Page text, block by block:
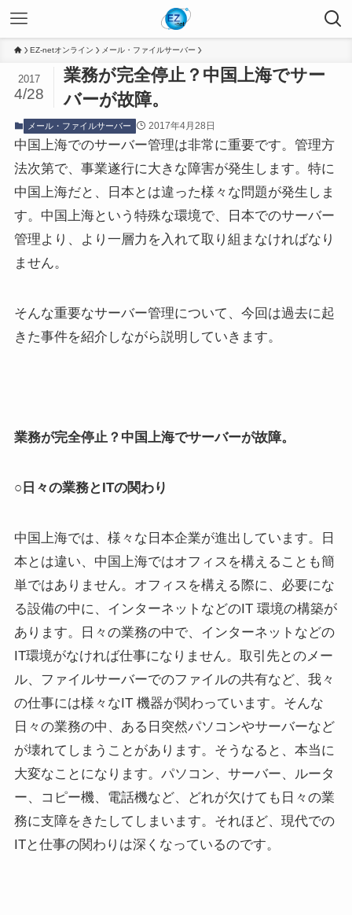
EZ-netオンライン メール・ファイルサーバー
業務が完全停止？中国上海でサー
バーが故障。
2017
4/28
メール・ファイルサーバー 2017年4月28日
中国上海でのサーバー管理は非常に重要です。管理方
法次第で、事業遂行に大きな障害が発生します。特に
中国上海だと、日本とは違った様々な問題が発生しま
す。中国上海という特殊な環境で、日本でのサーバー
管理より、より一層力を入れて取り組まなければなり
ません。
そんな重要なサーバー管理について、今回は過去に起
きた事件を紹介しながら説明していきます。
業務が完全停止？中国上海でサーバーが故障。
○日々の業務とITの関わり
中国上海では、様々な日本企業が進出しています。日
本とは違い、中国上海ではオフィスを構えることも簡
単ではありません。オフィスを構える際に、必要にな
る設備の中に、インターネットなどのIT 環境の構築が
あります。日々の業務の中で、インターネットなどの
IT環境がなければ仕事になりません。取引先とのメー
ル、ファイルサーバーでのファイルの共有など、我々
の仕事には様々なIT 機器が関わっています。そんな
日々の業務の中、ある日突然パソコンやサーバーなど
が壊れてしまうことがあります。そうなると、本当に
大変なことになります。パソコン、サーバー、ルータ
ー、コピー機、電話機など、どれが欠けても日々の業
務に支障をきたしてしまいます。それほど、現代での
ITと仕事の関わりは深くなっているのです。